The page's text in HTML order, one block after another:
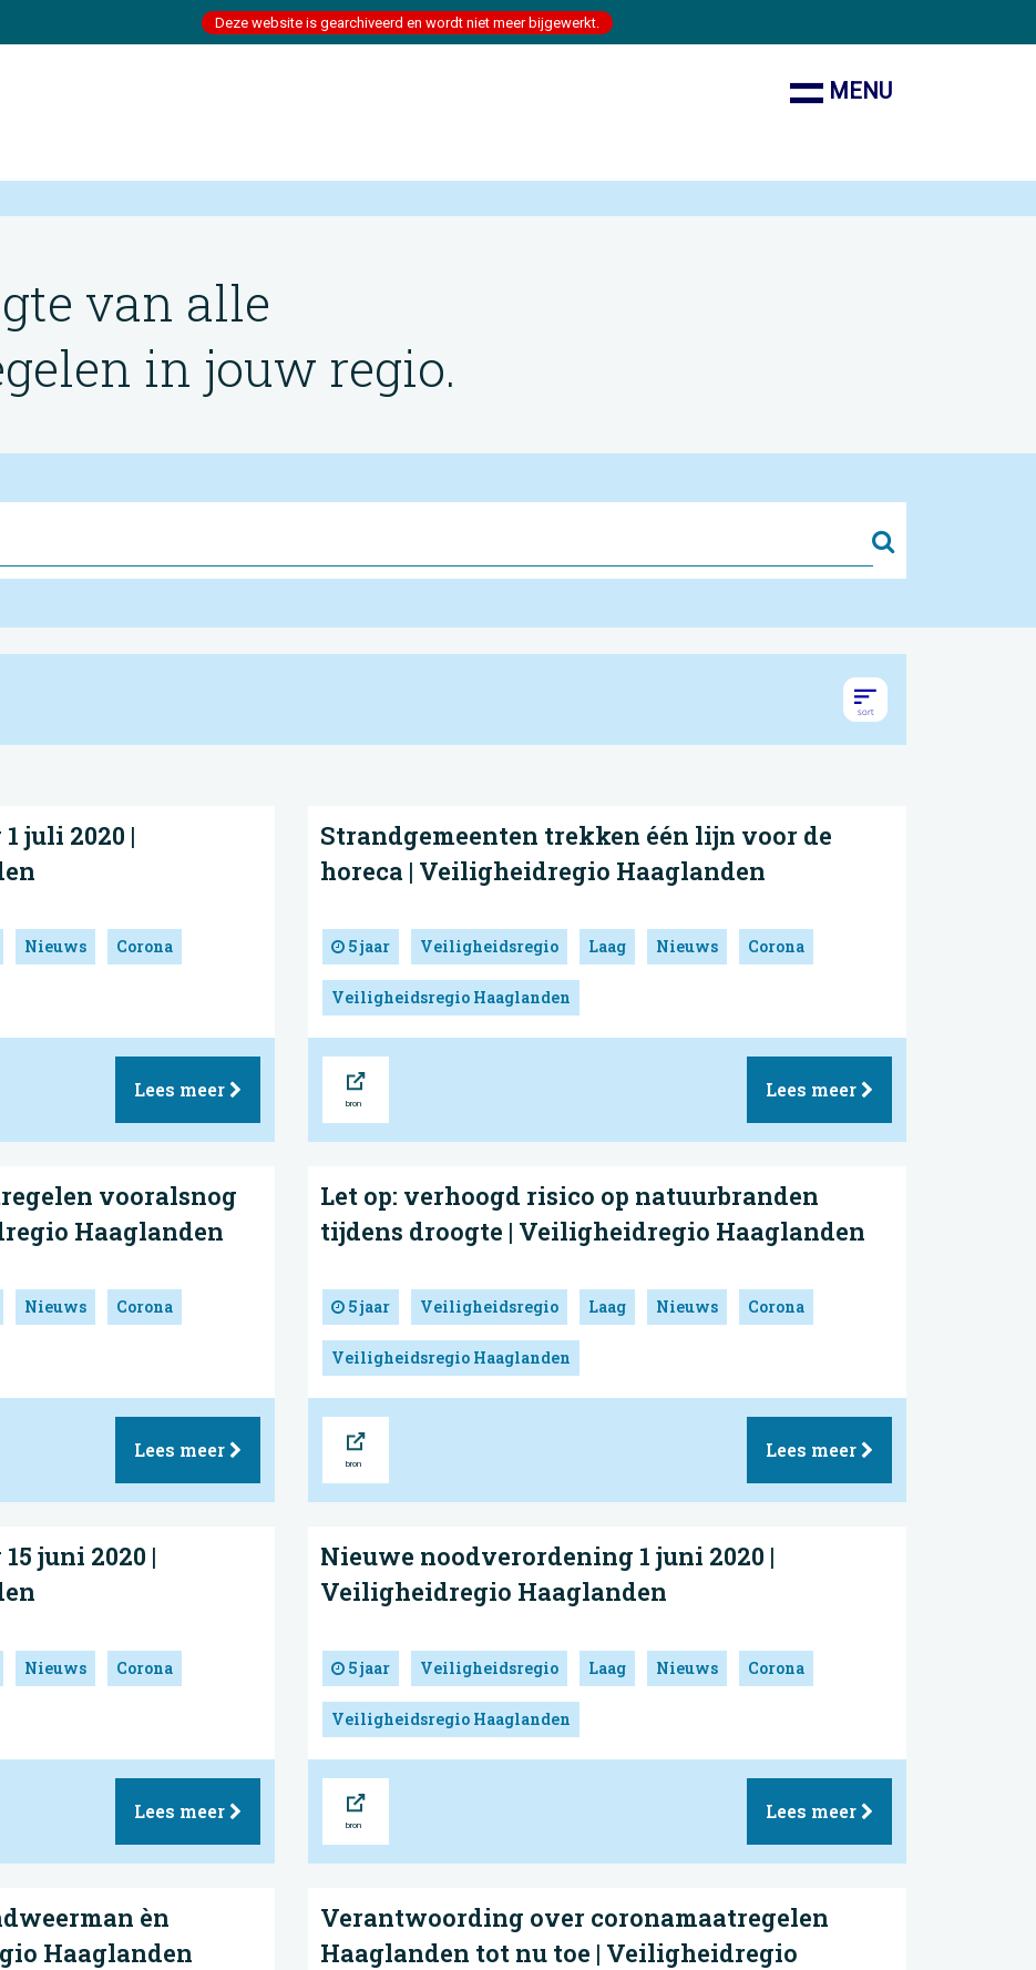
Deze website is gearchiveerd en wordt niet meer bijgewerkt.
MENU
van alle
in jouw regio.
Zoek
juli 2020 |
Nieuws Corona
Lees meer
Strandgemeenten trekken één lijn voor de
horeca | Veiligheidregio Haaglanden
5 jaar Veiligheidsregio Laag Nieuws Corona
Veiligheidsregio Haaglanden
Lees meer
vooralsnog
Haaglanden
Nieuws Corona
Lees meer
Let op: verhoogd risico op natuurbranden
tijdens droogte | Veiligheidregio Haaglanden
5 jaar Veiligheidsregio Laag Nieuws Corona
Veiligheidsregio Haaglanden
Lees meer
juni 2020 |
Nieuws Corona
Lees meer
Nieuwe noodverordening 1 juni 2020 |
Veiligheidregio Haaglanden
5 jaar Veiligheidsregio Laag Nieuws Corona
Veiligheidsregio Haaglanden
Lees meer
èn
Haaglanden
Verantwoording over coronamaatregelen
Haaglanden tot nu toe | Veiligheidregio